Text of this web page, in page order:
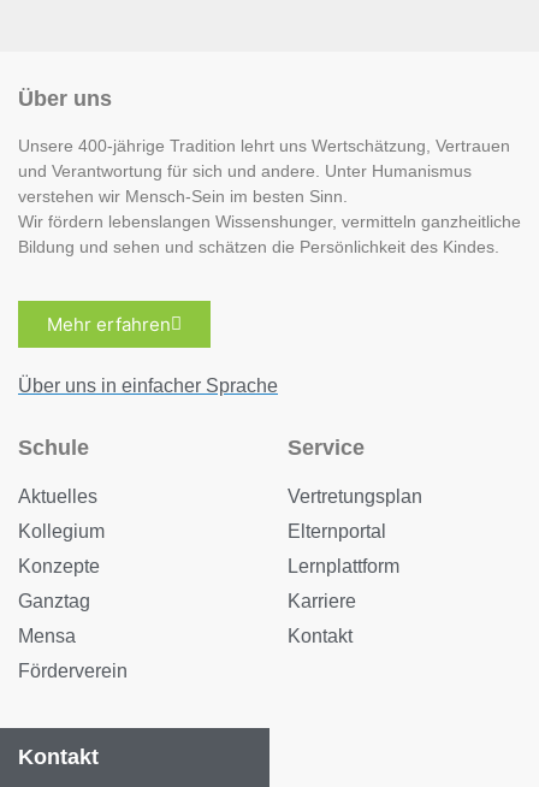
Über uns
Unsere 400-jährige Tradition lehrt uns Wertschätzung, Vertrauen
und Verantwortung für sich und andere. Unter Humanismus
verstehen wir Mensch-Sein im besten Sinn.
Wir fördern lebenslangen Wissenshunger, vermitteln ganzheitliche
Bildung und sehen und schätzen die Persönlichkeit des Kindes.
Mehr erfahren
Über uns in einfacher Sprache
Schule
Aktuelles
Kollegium
Konzepte
Ganztag
Mensa
Förderverein
Service
Vertretungsplan
Elternportal
Lernplattform
Karriere
Kontakt
Kontakt